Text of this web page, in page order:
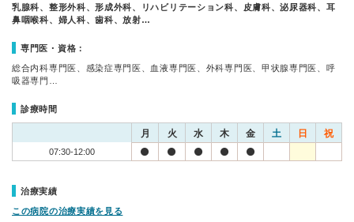
乳腺科、整形外科、形成外科、リハビリテーション科、皮膚科、泌尿器科、耳
鼻咽喉科、婦人科、歯科、放射…
専門医・資格：
総合内科専門医、感染症専門医、血液専門医、外科専門医、甲状腺専門医、呼
吸器専門…
診療時間
月 火 水 木 金 土 日 祝
07:30-12:00
治療実績
この病院の治療実績を見る